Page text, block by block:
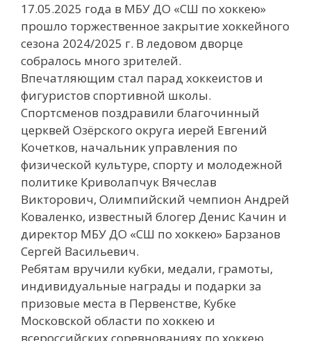
17.05.2025 года в МБУ ДО «СШ по хоккею»
прошло торжественное закрытие хоккейного
сезона 2024/2025 г. В ледовом дворце
собралось много зрителей.
Впечатляющим стал парад хоккеистов и
фигуристов спортивной школы.
Спортсменов поздравили благочинный
церквей Озëрского округа иерей Евгений
Кочетков, начальник управления по
физической культуре, спорту и молодежной
политике Криволапчук Вячеслав
Викторович, Олимпийский чемпион Андрей
Коваленко, известный блогер Денис Качин и
директор МБУ ДО «СШ по хоккею» Барзанов
Сергей Васильевич.
Ребятам вручили кубки, медали, грамоты,
индивидуальные награды и подарки за
призовые места в Первенстве, Кубке
Московской области по хоккею и